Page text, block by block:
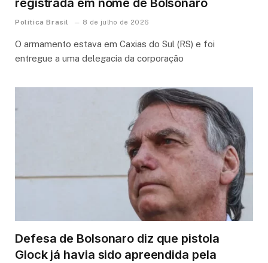
registrada em nome de Bolsonaro
Política Brasil 8 de julho de 2026
O armamento estava em Caxias do Sul (RS) e foi
entregue a uma delegacia da corporação
Defesa de Bolsonaro diz que pistola
Glock já havia sido apreendida pela